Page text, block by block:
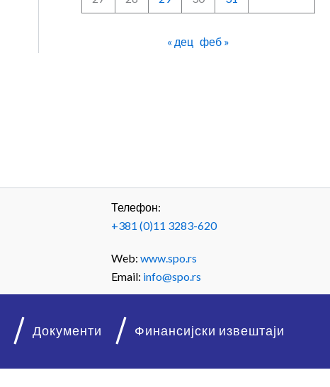
Документи Финансијски извештаји
« дец феб »
Телефон:
+381 (0)11 3283-620
Web: www.spo.rs
Email: info@spo.rs